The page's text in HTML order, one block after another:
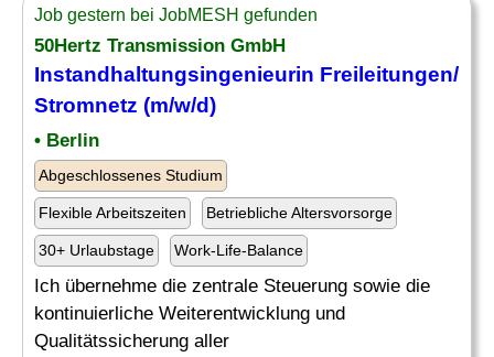
Job gestern bei JobMESH gefunden
50Hertz Transmission GmbH
Instandhaltungsingenieurin Freileitungen/
Stromnetz (m/w/d)
• Berlin
Abgeschlossenes Studium
Flexible Arbeitszeiten Betriebliche Altersvorsorge
30+ Urlaubstage Work-Life-Balance
Ich übernehme die zentrale Steuerung sowie die
kontinuierliche Weiterentwicklung und
Qualitätssicherung aller